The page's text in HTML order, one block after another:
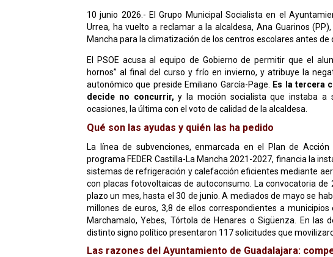
10 junio 2026.- El Grupo Municipal Socialista en el
Urrea, ha vuelto a reclamar a la alcaldesa, Ana Guarinos
Mancha para la climatización de los centros escolares antes de
El PSOE acusa al equipo de Gobierno de permitir que el
hornos” al final del curso y frío en invierno, y atribuye la
autonómico que preside Emiliano García-Page.
Es la tercera
decide no concurrir, y la moción socialista que instaba a
ocasiones, la última con el voto de calidad de la alcaldesa.
Qué son las ayudas y quién las ha pedido
La línea de subvenciones, enmarcada en el Plan de
programa FEDER Castilla-La Mancha 2021-2027, financia la
sistemas de refrigeración y calefacción eficientes mediante
con placas fotovoltaicas de autoconsumo. La convocatoria
plazo un mes, hasta el 30 de junio. A mediados de mayo se
millones de euros, 3,8 de ellos correspondientes a
Marchamalo, Yebes, Tórtola de Henares o Sigüenza. En las
distinto signo político presentaron 117 solicitudes que
Las razones del Ayuntamiento de Guadalajara: